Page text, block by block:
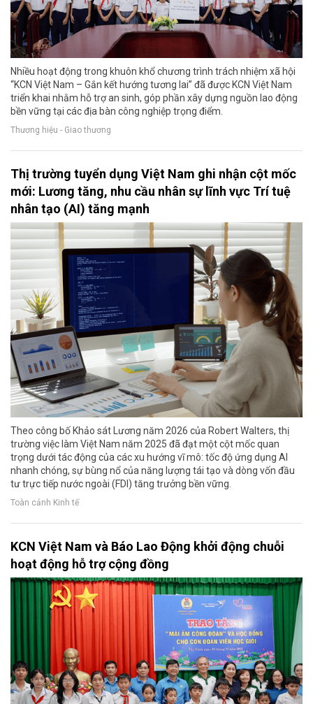
Nhiều hoạt động trong khuôn khổ chương trình trách nhiệm xã hội
“KCN Việt Nam – Gắn kết hướng tương lai” đã được KCN Việt Nam
triển khai nhằm hỗ trợ an sinh, góp phần xây dựng nguồn lao động
bền vững tại các địa bàn công nghiệp trọng điểm.
Thương hiệu - Giao thương
Thị trường tuyển dụng Việt Nam ghi nhận cột mốc
mới: Lương tăng, nhu cầu nhân sự lĩnh vực Trí tuệ
nhân tạo (AI) tăng mạnh
Theo công bố Khảo sát Lương năm 2026 của Robert Walters, thị
trường việc làm Việt Nam năm 2025 đã đạt một cột mốc quan
trọng dưới tác động của các xu hướng vĩ mô: tốc độ ứng dụng AI
nhanh chóng, sự bùng nổ của năng lượng tái tạo và dòng vốn đầu
tư trực tiếp nước ngoài (FDI) tăng trưởng bền vững.
Toàn cảnh Kinh tế
KCN Việt Nam và Báo Lao Động khởi động chuỗi
hoạt động hỗ trợ cộng đồng